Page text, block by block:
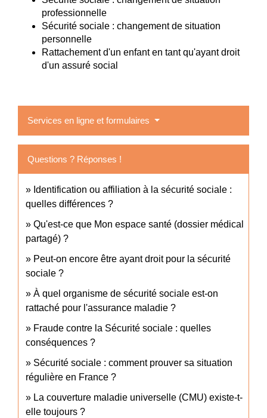
professionnelle
Sécurité sociale : changement de situation
personnelle
Rattachement d'un enfant en tant qu'ayant droit
d'un assuré social
Services en ligne et formulaires
Questions ? Réponses !
Identification ou affiliation à la sécurité sociale :
quelles différences ?
Qu'est-ce que Mon espace santé (dossier médical
partagé) ?
Peut-on encore être ayant droit pour la sécurité
sociale ?
À quel organisme de sécurité sociale est-on
rattaché pour l'assurance maladie ?
Fraude contre la Sécurité sociale : quelles
conséquences ?
Sécurité sociale : comment prouver sa situation
régulière en France ?
La couverture maladie universelle (CMU) existe-t-
elle toujours ?